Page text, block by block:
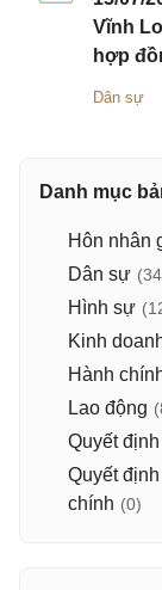
Vĩnh
hợp
Dân sự
Danh mục
Hôn nhân
Dân sự
Hình sự
Kinh
Hành
Lao động
Quyết
Quyết
chính (0)